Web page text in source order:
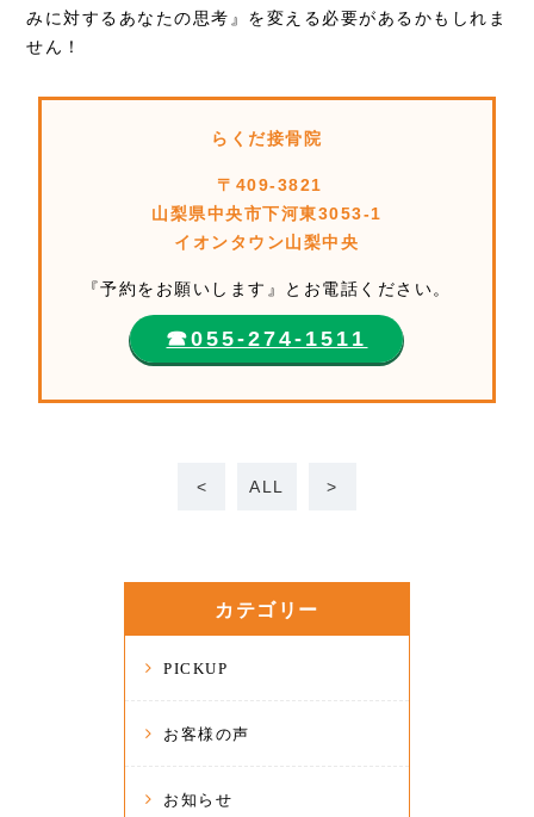
みに対するあなたの思考』を変える必要があるかもしれま
せん！
らくだ接骨院
〒409-3821
山梨県中央市下河東3053-1
イオンタウン山梨中央
『予約をお願いします』とお電話ください。
☎︎055-274-1511
< ALL >
カテゴリー
PICKUP
お客様の声
お知らせ